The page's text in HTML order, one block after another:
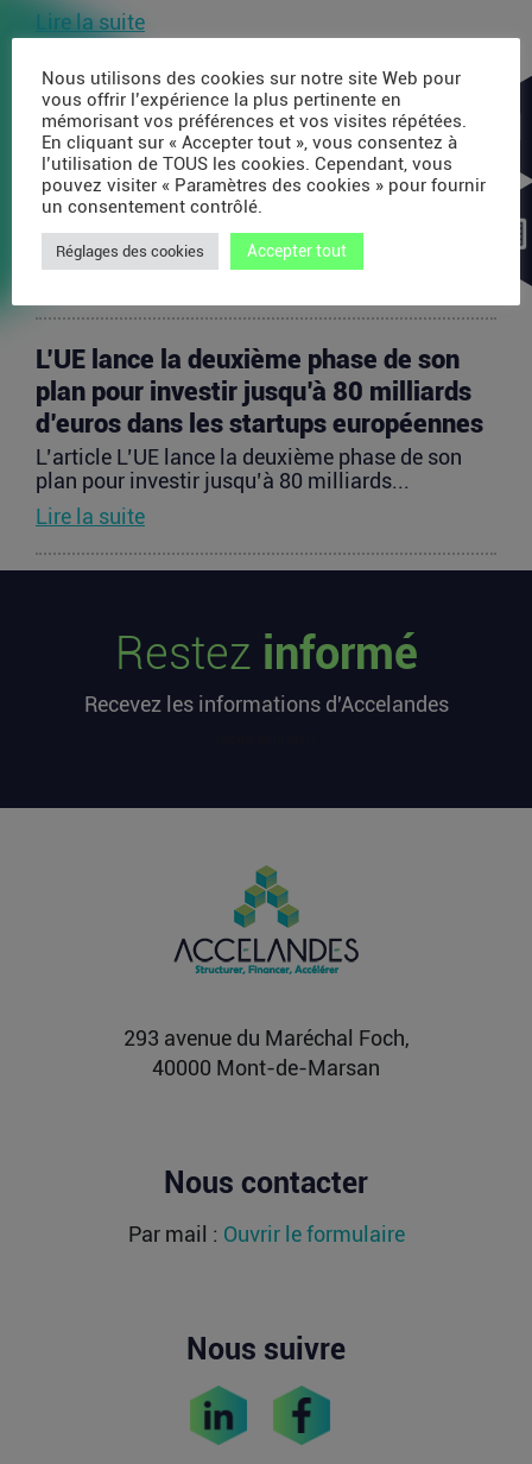
Lire la suite
Après AMI Labs, Yann LeCun veut
lancer un fonds de 200 millions d’euros
dédié à l’IA
L’article Après AMI Labs, Yann LeCun veut lancer
est...
L’UE lance la deuxième phase de son
plan pour investir jusqu’à 80 milliards
d’euros dans les startups européennes
L’article L’UE lance la deuxième phase de son
plan pour investir jusqu’à 80 milliards...
Lire la suite
millions d’euros cette semaine
L’article Les startups françaises ont levé 113
premier sur...
chez OpenAI pour se soigner
L’article Après une pause de 3 mois, la Française
Fidji Simo quitte son poste chez OpenAI pour se
Restez informé
Recevez les informations d'Accelandes
293 avenue du Maréchal Foch,
40000 Mont-de-Marsan
Nous contacter
Par mail : Ouvrir le formulaire
Nous suivre
Nous utilisons des cookies sur notre site Web pour
vous offrir l’expérience la plus pertinente en
mémorisant vos préférences et vos visites répétées.
En cliquant sur « Accepter tout », vous consentez à
l’utilisation de TOUS les cookies. Cependant, vous
pouvez visiter « Paramètres des cookies » pour fournir
un consentement contrôlé.
Réglages des cookies Accepter tout